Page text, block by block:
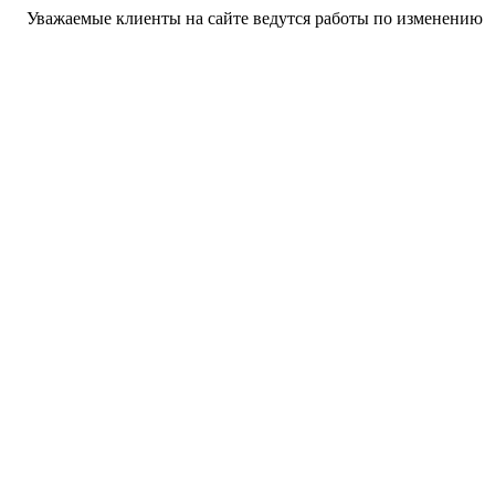
клиенты на сайте ведутся работы по изменению цен,